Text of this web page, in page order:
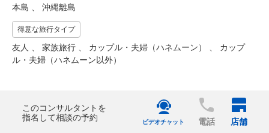
本島 、 沖縄離島
得意な旅行タイプ
友人 、 家族旅行 、 カップル・夫婦（ハネムーン） 、 カップ
ル・夫婦（ハネムーン以外）
このコンサルタントを
指名して相談の予約
ビデオチャット 電話 店舗